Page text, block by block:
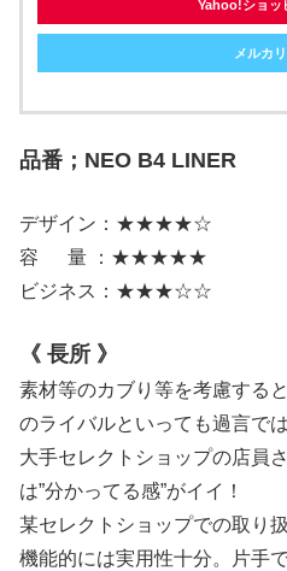
Yahoo!ショッ
メルカリ
品番；NEO B4 LINER
デザイン：★★★★☆
容 量 ：★★★★★
ビジネス：★★★☆☆
《 長所 》
素材等のカブり等を考慮する
のライバルといっても過言で
大手セレクトショップの店員
は”分かってる感”がイイ！
某セレクトショップでの取り
機能的には実用性十分。片手